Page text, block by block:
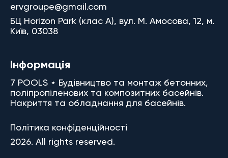
ervgroupe@gmail.com
БЦ Horizon Park (клас A), вул. М. Амосова, 12, м.
Київ, 03038
Інформація
7 POOLS ⋆ Будівництво та монтаж бетонних,
поліпропіленових та композитних басейнів.
Накриття та обладнання для басейнів.
Політика конфіденційності
2026. All rights reserved.